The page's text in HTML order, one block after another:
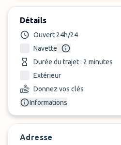
Détails
Ouvert 24h/24
Navette
Durée du trajet : 2 minutes
Extérieur
Donnez vos clés
Informations
Adresse